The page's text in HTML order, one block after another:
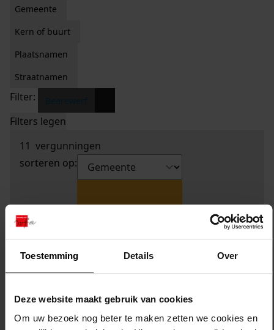
Toestemming Details Over
Deze website maakt gebruik van cookies
Om uw bezoek nog beter te maken zetten we cookies en
Gemeente
Kern of buurt
Plaatsnamen
Straatnamen
Filter:
Filters legen
11 vergunningen
sorteren op: